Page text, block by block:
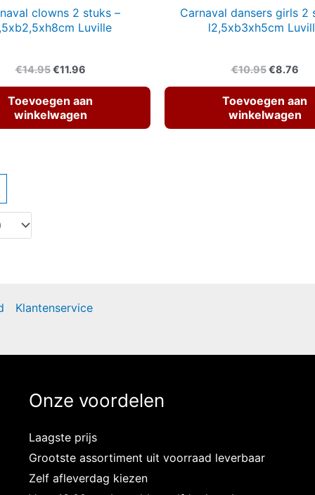
clowns 2 stuks –
Luville
€14.95 Oorspronkelijke
€14.95.
€11.96Huidige
€11.96.
Toevoegen aan
winkelwagen
Carnaval dansers girls 2
l2,5xb3xh5cm
€10.95
€10.95.
€8.76
Toevoegen aan
winkelwagen
Klantenservice
Onze voordelen
Laagste prijs
Grootste assortiment uit voorraad leverbaar
Zelf afleverdag kiezen